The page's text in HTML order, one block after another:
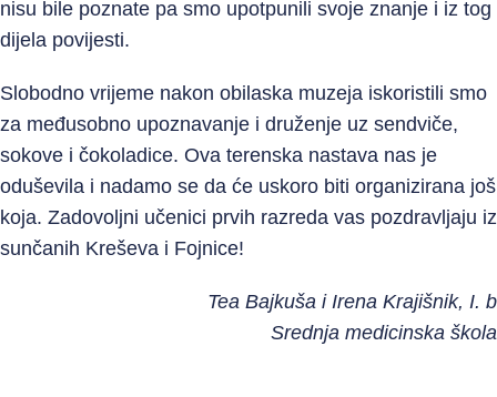
nisu bile poznate pa smo upotpunili svoje znanje i iz tog
dijela povijesti.
Slobodno vrijeme nakon obilaska muzeja iskoristili smo
za međusobno upoznavanje i druženje uz sendviče,
sokove i čokoladice. Ova terenska nastava nas je
oduševila i nadamo se da će uskoro biti organizirana još
koja. Zadovoljni učenici prvih razreda vas pozdravljaju iz
sunčanih Kreševa i Fojnice!
Tea Bajkuša i Irena Krajišnik, I. b
Srednja medicinska škola